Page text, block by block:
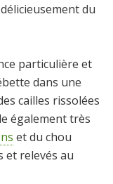
du
particulière et
dans une
cailles rissolées
également très
et du chou
et relevés au